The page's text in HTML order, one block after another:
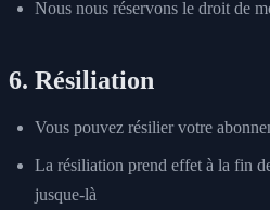
Nous nous réservons le droit de
6. Résiliation
Vous pouvez résilier votre
La résiliation prend effet à la fin
jusque-là